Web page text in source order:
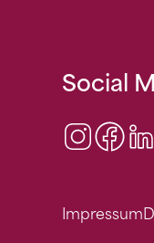
Social
Impressum